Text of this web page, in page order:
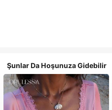
Şunlar Da Hoşunuza Gidebilir